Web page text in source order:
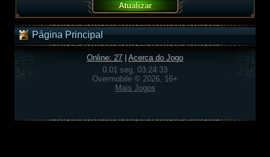
Página Principal
Online: 27
Acerca do Jogo
0.01 seg, 03:24:33
Overmobile © 2026, 16+
Mais Jogos